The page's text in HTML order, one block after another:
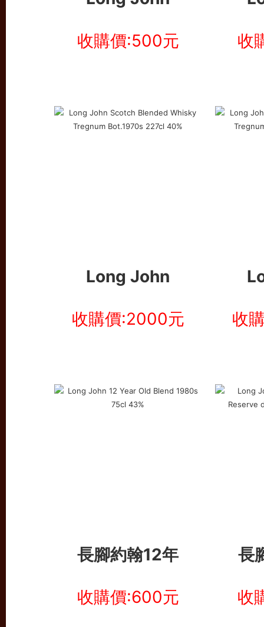
收購價:500元 收
Long John
收購價:2000元 收
長腳約翰12年 長
收購價:600元 收